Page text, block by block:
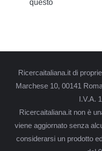
questo
Ricercaitaliana.it di
Marchese 10, 00141
I.V.A.
Ricercaitaliana.it non è
viene aggiornato senza
considerarsi un prodotto